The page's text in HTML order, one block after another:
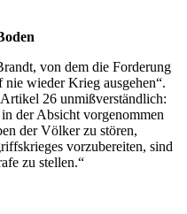
von dem die Forderung
nie wieder Krieg ausgehen“.
26 unmißverständlich:
der Absicht vorgenommen
der Völker zu stören,
vorzubereiten, sind
zu stellen.“